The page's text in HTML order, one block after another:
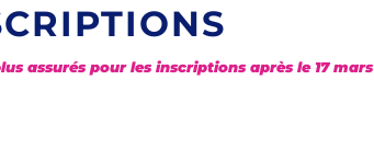
assurés pour les inscriptions après le 17 mars